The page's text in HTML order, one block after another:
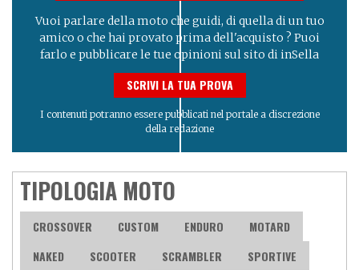
Vuoi parlare della moto che guidi, di quella di un tuo
amico o che hai provato prima dell'acquisto ? Puoi
farlo e pubblicare le tue opinioni sul sito di inSella
SCRIVI LA TUA PROVA
I contenuti potranno essere pubblicati nel portale a discrezione
della redazione
TIPOLOGIA MOTO
CROSSOVER CUSTOM ENDURO
MOTARD
NAKED
SCOOTER SCRAMBLER
SPORTIVE